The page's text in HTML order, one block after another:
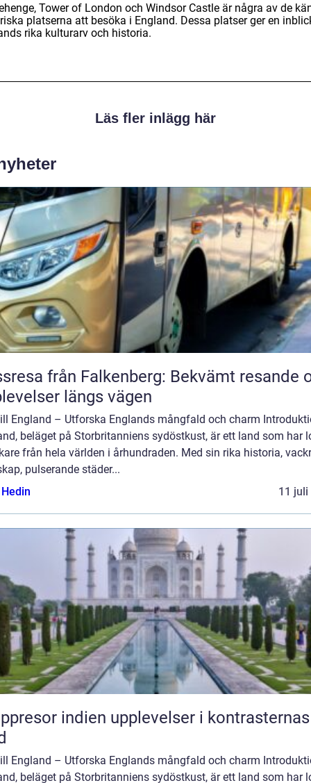
Tower of London och Windsor Castle är några av de
platserna att besöka i England. Dessa platser ger en
rika kulturarv och historia.
Läs fler inlägg här
från Falkenberg: Bekvämt resande
längs vägen
England – Utforska Englands mångfald och charm
beläget på Storbritanniens sydöstkust, är ett land som har
från hela världen i århundraden. Med sin rika historia,
pulserande städer...
11 juli
indien upplevelser i kontrasternas
England – Utforska Englands mångfald och charm
beläget på Storbritanniens sydöstkust, är ett land som har